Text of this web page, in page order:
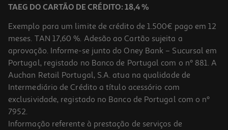
TAEG DO CARTÃO DE CRÉDITO: 18,4 %
Exemplo para um limite de crédito de 1.500€ pago em 12
meses. TAN 17,60 %. Adesão ao Cartão sujeita a
aprovação. Informe-se junto do Oney Bank – Sucursal em
Portugal, registado no Banco de Portugal com o nº 881. A
Auchan Retail Portugal, S.A. atua na qualidade de
Intermediário de Crédito a título acessório com
exclusividade, registado no Banco de Portugal com o nº
7952.
Informação referente à prestação de serviços de